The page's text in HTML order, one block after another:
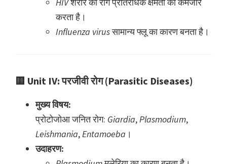
करता है।
Influenza virusसामान्य फ्लू का कारण बनता है।
🟨 Unit IV: परजीवी रोग (Parasitic Diseases)
मुख्य विषय:
प्रोटोजोआ जनित रोग: Giardia,Plasmodium,
Leishmania,Entamoeba ।
उदाहरण: